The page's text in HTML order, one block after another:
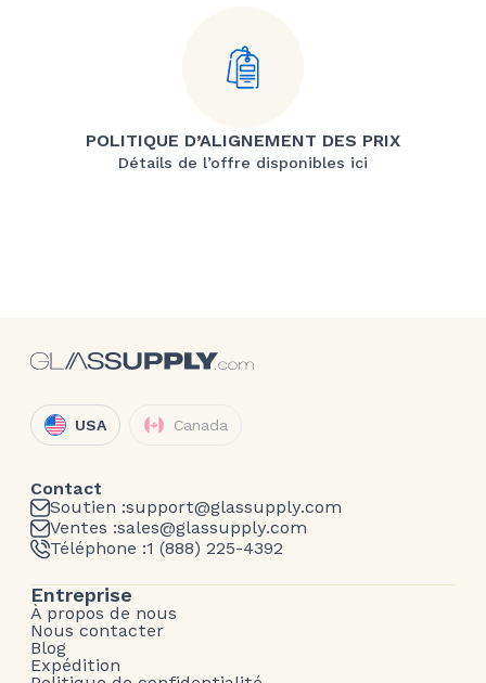
POLITIQUE D’ALIGNEMENT DES PRIX
Détails de l’offre disponibles ici
USA Canada
Contact
Soutien :support@glassupply.com
Ventes :sales@glassupply.com
Téléphone :1 (888) 225-4392
Entreprise
À propos de nous
Nous contacter
Blog
Expédition